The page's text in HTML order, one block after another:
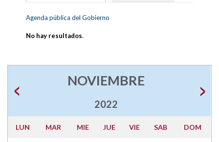
Agenda pública del Gobierno
No hay resultados.
NOVIEMBRE
2022
LUN MAR MIE JUE VIE SAB DOM